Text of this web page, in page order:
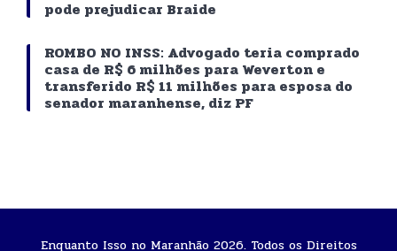
pode prejudicar Braide
ROMBO NO INSS: Advogado teria comprado
casa de R$ 6 milhões para Weverton e
transferido R$ 11 milhões para esposa do
senador maranhense, diz PF
Enquanto Isso no Maranhão 2026. Todos os Direitos